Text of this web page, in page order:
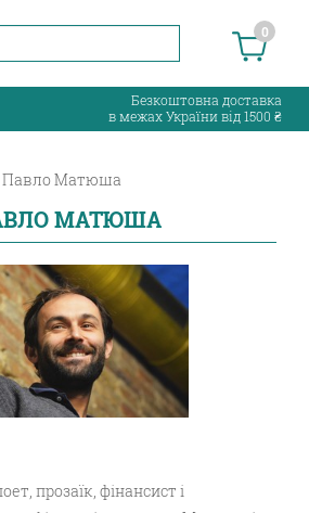
0
Безкоштовна доставка
в межах України від 1500 ₴
Павло Матюша
МАТЮША
прозаїк, фінансист і